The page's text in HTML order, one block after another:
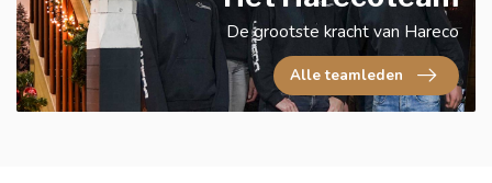
De grootste kracht van Hareco
Alle teamleden